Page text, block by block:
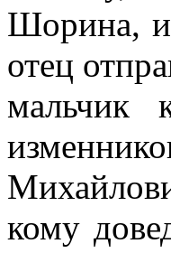
Шорина, и
отец
мальчик
кому